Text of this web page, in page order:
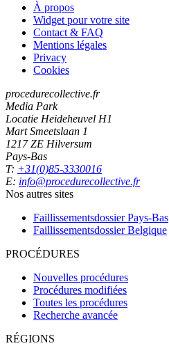
À propos
Widget pour votre site
Contact & FAQ
Mentions légales
Privacy
Cookies
procedurecollective.fr
Media Park
Locatie Heideheuvel H1
Mart Smeetslaan 1
1217 ZE Hilversum
Pays-Bas
T: +31(0)85-3330016
E: info@procedurecollective.fr
Nos autres sites
Faillissementsdossier Pays-Bas
Faillissementsdossier Belgique
PROCÉDURES
Nouvelles procédures
Procédures modifiées
Toutes les procédures
Recherche avancée
RÉGIONS